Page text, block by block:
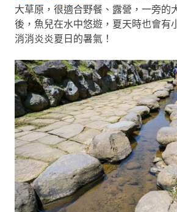
大草原，很適合野餐、露營，一旁的
後，魚兒在水中悠遊，夏天時也會有
消消炎炎夏日的暑氣！